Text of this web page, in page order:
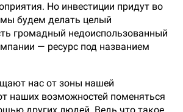
Но инвестиции придут во
будем делать целый
громадный недоиспользованный
— ресурс под названием
нас от зоны нашей
наших возможностей поменяться